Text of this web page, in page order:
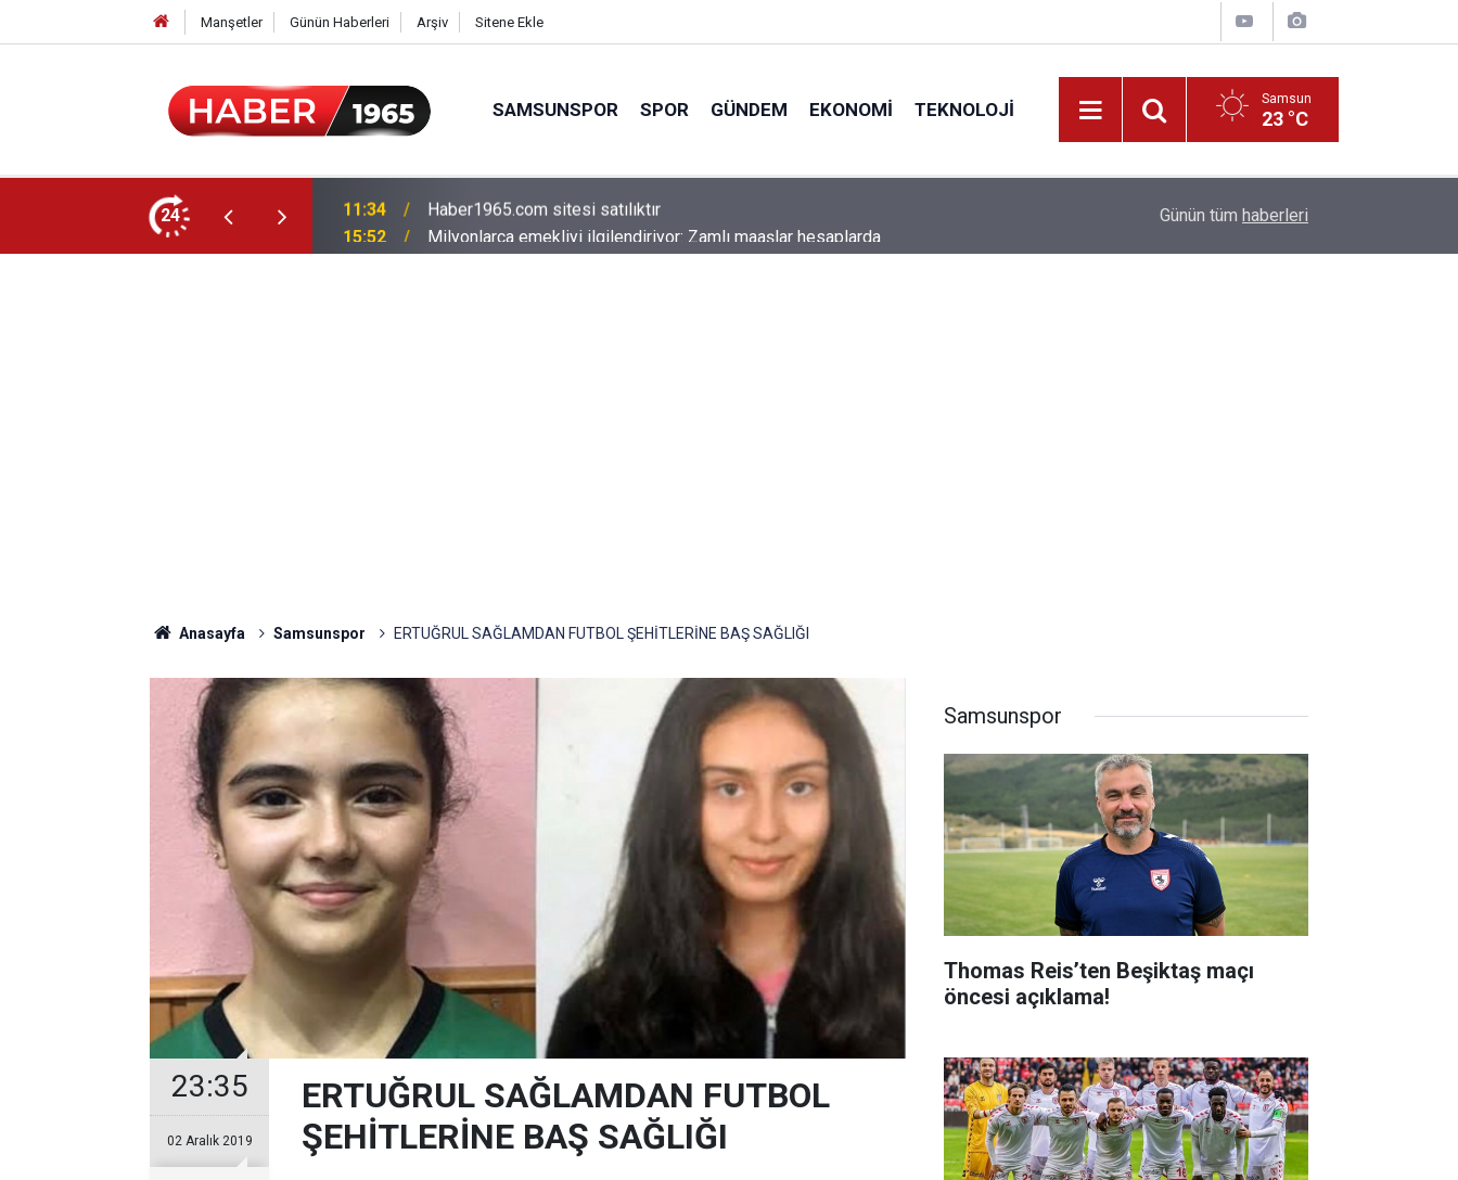
Manşetler Günün Haberleri Arşiv Sitene Ekle
SAMSUNSPOR SPOR GÜNDEM EKONOMI TEKNOLOJI Samsun
23 °C
24 15:52 Milyonlarca emekliyi ilgilendiriyor: Zamlı maaşlar hesaplarda Fahiş fiyatlar nedeniyle işletmelere 101 milyon
Günün tüm haberleri
Anasayfa Samsunspor ERTUĞRUL SAĞLAMDAN FUTBOL ŞEHİTLERİNE BAŞ SAĞLIĞI
23:35
02 Aralık 2019
ERTUĞRUL SAĞLAMDAN FUTBOL
ŞEHİTLERİNE BAŞ SAĞLIĞI
Samsunspor
Thomas Reis’ten Beşiktaş maçı
öncesi açıklama!